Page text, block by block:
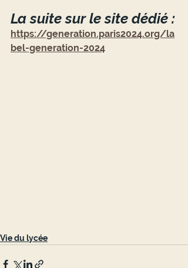
La suite sur le site dédié :
https://generation.paris2024.org/la
bel-generation-2024
Vie du lycée